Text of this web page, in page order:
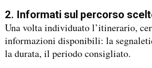
2. Informati sul percorso
Una volta individuato l’itinerario,
informazioni disponibili: la
la durata, il periodo consigliato.